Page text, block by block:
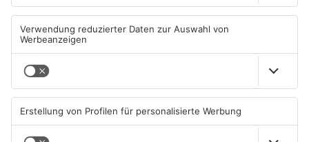
Schreckschusswaffe auf
Busfahrer
Langenselbolder Dreieck und
Hanauer Kreuz